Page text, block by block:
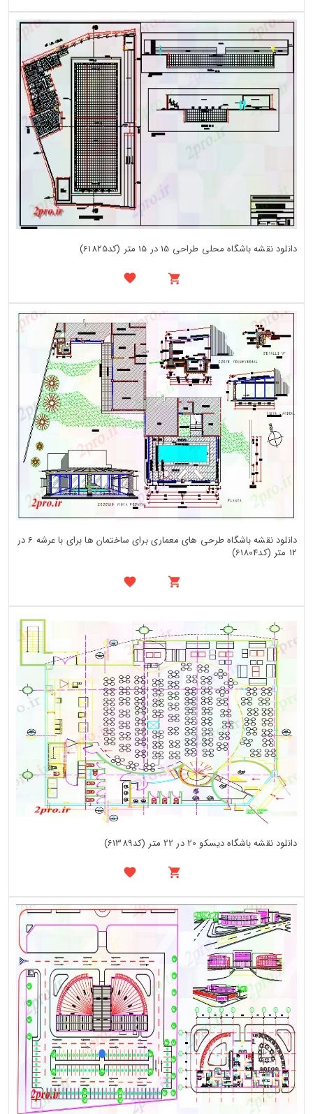
دانلود نقشه باشگاه محلی طراحی 15 در 15 متر (کد61825)
دانلود نقشه باشگاه طرحی های معماری برای ساختمان ها برای با عرشه 6 در
12 متر (کد61804)
دانلود نقشه باشگاه دیسکو 20 در 22 متر (کد61389)